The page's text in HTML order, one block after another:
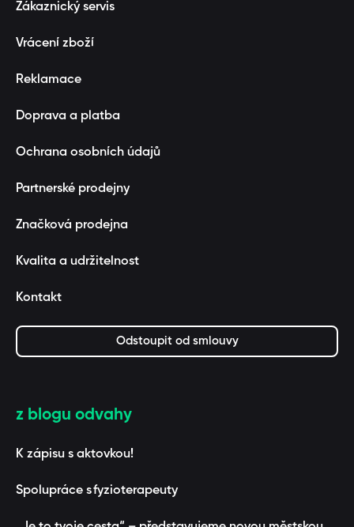
Zákaznický servis
Vrácení zboží
Reklamace
Doprava a platba
Ochrana osobních údajů
Partnerské prodejny
Značková prodejna
Kvalita a udržitelnost
Kontakt
Odstoupit od smlouvy
z blogu odvahy
K zápisu s aktovkou!
Spolupráce s fyzioterapeuty